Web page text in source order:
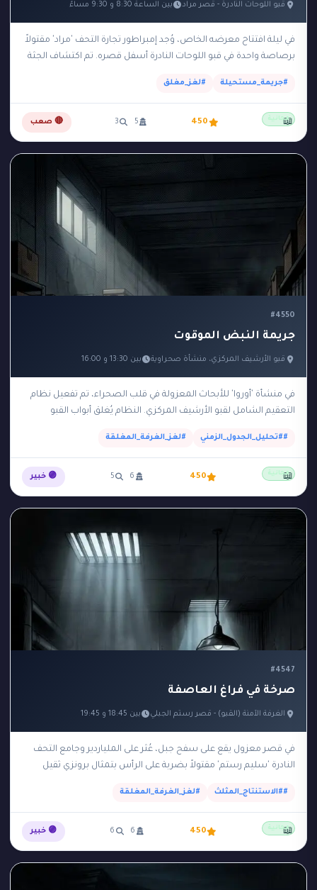
قبو اللوحات النادرة - قصر مراد بين الساعة 8:30 و 9:30 مساءً
في ليلة افتتاح معرضه الخاص، وُجد إمبراطور تجارة التحف 'مراد' مقتولاً
برصاصة واحدة في قبو اللوحات النادرة أسفل قصره. تم اكتشاف الجثة
#جريمة_مستحيلة #لغز_مغلق
مجانية 450
5
3 🔴 صعب 📖
#4550
جريمة النبض الموقوت
قبو الأرشيف المركزي، منشأة صحراوية بين 13:30 و 16:00
في منشأة 'أوروا' للأبحاث المعزولة في قلب الصحراء، تم تفعيل نظام
التعقيم الشامل لقبو الأرشيف المركزي. النظام يُغلق أبواب القبو
##تحليل_الجدول_الزمني #لغز_الغرفة_المغلقة
مجانية 450
6
5 🟣 خبير 📖
#4547
صرخة في فراغ العاصفة
الغرفة الآمنة (القبو) - قصر رستم الجبلي بين 18:45 و 19:45
في قصر معزول يقع على سفح جبل، عُثر على الملياردير وجامع التحف
النادرة 'سليم رستم' مقتولاً بضربة على الرأس بتمثال برونزي ثقيل
##الاستنتاج_المثلث #لغز_الغرفة_المغلقة
مجانية 450
6
6 🟣 خبير 📖